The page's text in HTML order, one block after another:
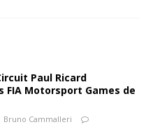
Paul Ricard
FIA Motorsport Games de
Bruno Cammalleri